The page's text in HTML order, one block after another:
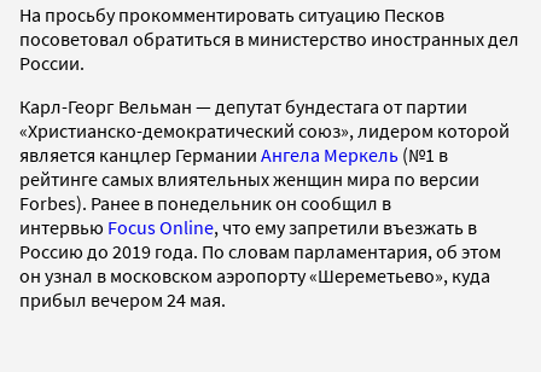
На просьбу прокомментировать ситуацию Песков
посоветовал обратиться в министерство иностранных дел
России.
Карл-Георг Вельман — депутат бундестага от партии
«Христианско-демократический союз», лидером которой
является канцлер Германии Ангела Меркель (№1 в
рейтинге самых влиятельных женщин мира по версии
Forbes). Ранее в понедельник он сообщил в
интервью Focus Online, что ему запретили въезжать в
Россию до 2019 года. По словам парламентария, об этом
он узнал в московском аэропорту «Шереметьево», куда
прибыл вечером 24 мая.